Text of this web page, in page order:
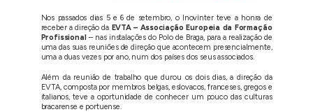
Nos passados dias 5 e 6 de setembro, o Inovinter teve a honra de
receber a direção da EVTA – Associação Europeia da Formação
Profissional – nas instalações do Polo de Braga, para a realização de
uma das suas reuniões de direção que acontecem presencialmente,
uma a duas vezes por ano, num dos países dos seus associados.
Além da reunião de trabalho que durou os dois dias, a direção da
EVTA, composta por membros belgas, eslovacos, franceses, gregos e
italianos, teve a oportunidade de conhecer um pouco das culturas
bracarense e portuense.